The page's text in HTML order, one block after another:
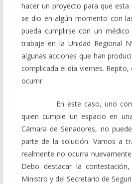
hacer un proyecto para que esta
se dio en algún momento con
pueda cumplirse con un
trabaje en la Unidad Regional
algunas acciones que han
complicada el día viernes.
ocurrir.
En este caso, uno como
quien cumple un espacio en
Cámara de Senadores, no
parte de la solución. Vamos a
realmente no ocurra
Debo destacar la
Ministro y del Secretario de